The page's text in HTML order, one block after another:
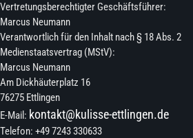
Vertretungsberechtigter Geschäftsführer:
Marcus Neumann
Verantwortlich für den Inhalt nach § 18 Abs. 2
Medienstaatsvertrag (MStV):
Marcus Neumann
Am Dickhäuterplatz 16
76275 Ettlingen
E-Mail: kontakt@kulisse-ettlingen.de
Telefon: +49 7243 330633